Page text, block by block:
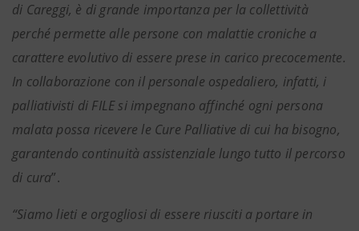
di Careggi, è di grande importanza per la collettività
perché permette alle persone con malattie croniche a
carattere evolutivo di essere prese in carico precocemente.
In collaborazione con il personale ospedaliero, infatti, i
palliativisti di FILE si impegnano affinché ogni persona
malata possa ricevere le Cure Palliative di cui ha bisogno,
garantendo continuità assistenziale lungo tutto il percorso
di cura”.
“Siamo lieti e orgogliosi di essere riusciti a portare in